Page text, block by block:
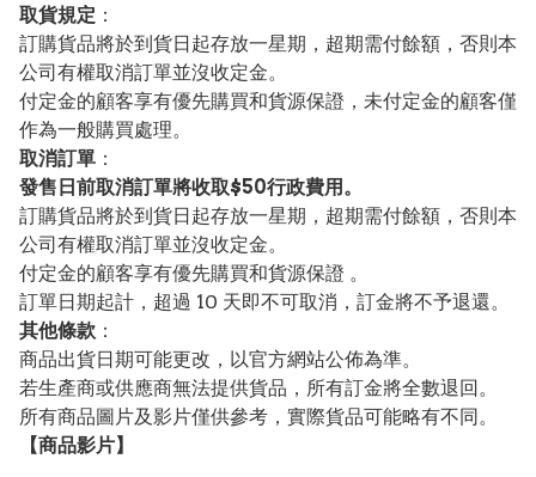
取貨規定 ：
訂購貨品將於到貨日起存放一星期，超期需付餘額，否則本
公司有權取消訂單並沒收定金。
付定金的顧客享有優先購買和貨源保證，未付定金的顧客僅
作為一般購買處理。
取消訂單 ：
發售日前取消訂單將收取$50行政費用。
訂購貨品將於到貨日起存放一星期，超期需付餘額，否則本
公司有權取消訂單並沒收定金。
付定金的顧客享有優先購買和貨源保證 。
訂單日期起計，超過 10 天即不可取消，訂金將不予退還。
其他條款 ：
商品出貨日期可能更改，以官方網站公佈為準。
若生產商或供應商無法提供貨品，所有訂金將全數退回。
所有商品圖片及影片僅供參考，實際貨品可能略有不同。
【商品影片】